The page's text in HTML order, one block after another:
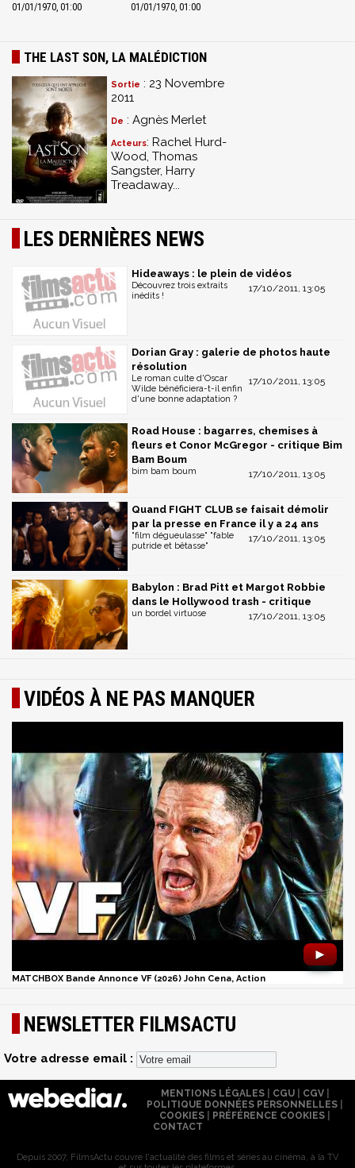
01/01/1970, 01:00 01/01/1970, 01:00
THE LAST SON, LA MALÉDICTION
Sortie : 23 Novembre
2011
De : Agnès Merlet
Acteurs: Rachel Hurd-
Wood, Thomas
Sangster, Harry
Treadaway...
LES DERNIÈRES NEWS
Hideaways : le plein de vidéos
17/10/2011, 13:05
Découvrez trois extraits
inédits !
Dorian Gray : galerie de photos haute
résolution
17/10/2011, 13:05
Le roman culte d'Oscar
Wilde bénéficiera-t-il enfin
d'une bonne adaptation ?
Road House : bagarres, chemises à
fleurs et Conor McGregor - critique Bim
Bam Boum
17/10/2011, 13:05
bim bam boum
Quand FIGHT CLUB se faisait démolir
par la presse en France il y a 24 ans
17/10/2011, 13:05
"film dégueulasse" "fable
putride et bêtasse"
Babylon : Brad Pitt et Margot Robbie
dans le Hollywood trash - critique
17/10/2011, 13:05
un bordel virtuose
VIDÉOS À NE PAS MANQUER
►
MATCHBOX Bande Annonce VF (2026) John Cena, Action
NEWSLETTER FILMSACTU
Votre adresse email :
MENTIONS LÉGALES| CGU| CGV|
POLITIQUE DONNÉES PERSONNELLES
COOKIES
PRÉFÉRENCE COOKIES
CONTACT
Depuis 2007, FilmsActu couvre l'actualité des films et séries au cinéma, à la TV